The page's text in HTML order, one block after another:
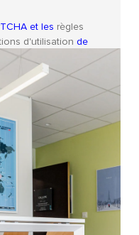
et les règles
d'utilisation de